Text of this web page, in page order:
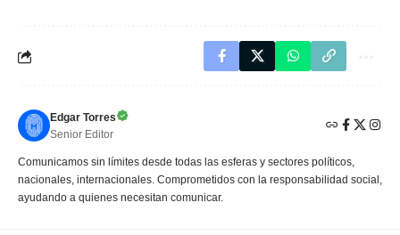
Edgar Torres
Senior Editor
Comunicamos sin límites desde todas las esferas y sectores políticos,
nacionales, internacionales. Comprometidos con la responsabilidad social,
ayudando a quienes necesitan comunicar.